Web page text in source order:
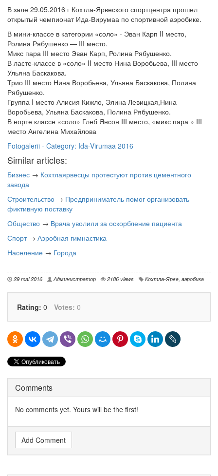
В зале 29.05.2016 г Кохтла-Ярвеского спортцентра прошел
открытый чемпионат Ида-Вирумаа по спортивной аэробике.
В мини-классе в категории «соло» - Эван Карп II место,
Ролина Рябушенко — III место.
Микс пара III место Эван Карп, Ролина Рябушенко.
В ласте-классе в «соло» II место Нина Воробьева, III место
Ульяна Баскакова.
Трио III место Нина Воробьева, Ульяна Баскакова, Полина
Рябушенко.
Группа I место Алисия Кижло, Элина Левицкая,Нина
Воробьева, Ульяна Баскакова, Полина Рябушенко.
В норте классе «соло» Глеб Янсон III место, «микс пара » III
место Ангелина Михайлова
Fotogalerii - Category: Ida-Virumaa 2016
Similar articles:
Бизнес → Кохтлаярвесцы протестуют против цементного
завода
Строительство → Предприниматель помог организовать
фиктивную поставку
Общество → Врача уволили за оскорбление пациента
Спорт→ Аэробная гимнастика
Население → Города
29 mai 2016 Администратор 2186 views Кохтла-Ярве, аэробика
Rating: 0 Votes: 0
Comments
No comments yet. Yours will be the first!
Add Comment